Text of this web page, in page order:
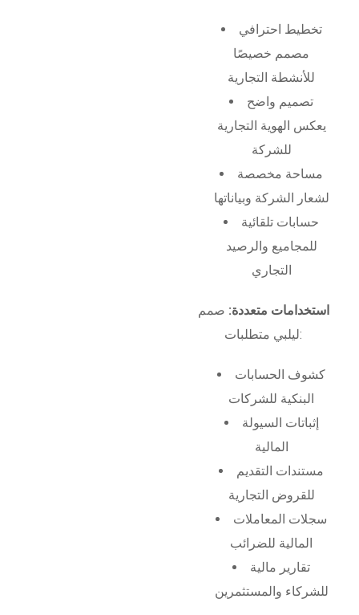
تخطيط احترافي
مصمم خصيصًا
للأنشطة التجارية
تصميم واضح
يعكس الهوية التجارية
للشركة
مساحة مخصصة
لشعار الشركة وبياناتها
حسابات تلقائية
للمجاميع والرصيد
التجاري
استخدامات متعددة: صمم
ليلبي متطلبات:
كشوف الحسابات
البنكية للشركات
إثباتات السيولة
المالية
مستندات التقديم
للقروض التجارية
سجلات المعاملات
المالية للضرائب
تقارير مالية
للشركاء والمستثمرين